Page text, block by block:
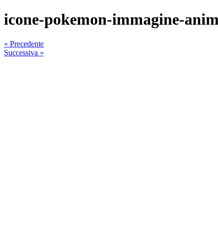
icone-pokemon-immagine-
« Precedente
Successiva »